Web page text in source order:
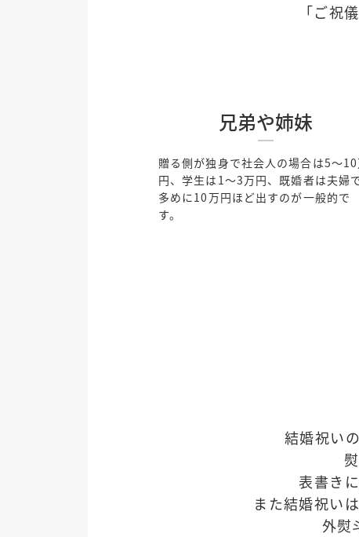
「ご祝
兄弟や姉妹
贈る側が独身で社会人の場合は5～10
円、学生は1～3万円、既婚者は夫婦
多めに10万円ほど出すのが一般的で
す。
結婚祝い
表書き
また結婚祝い
外熨